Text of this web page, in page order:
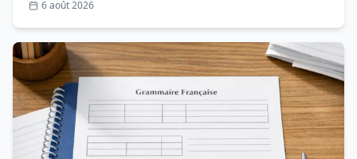
6 août 2026